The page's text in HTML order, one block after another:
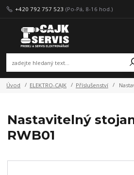
+420 792 757 523 (Po-Pá, 8-16 hod.)
Úvod ELEKTRO-CAJK Příslušenství
Nastavitelný
RWB01